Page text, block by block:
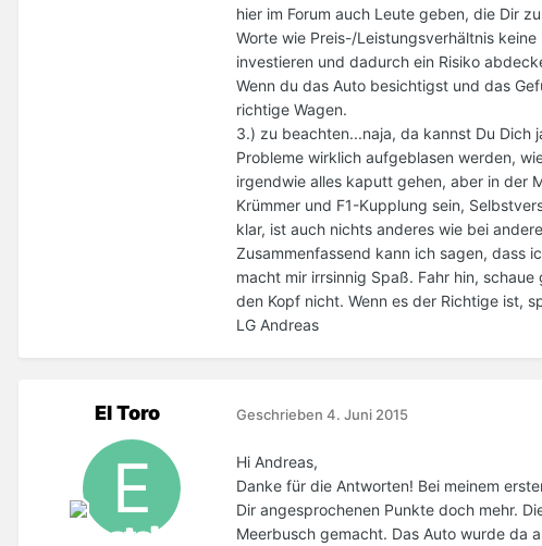
hier im Forum auch Leute geben, die Dir
Worte wie Preis-/Leistungsverhältnis
investieren und dadurch ein Risiko
Wenn du das Auto besichtigst und das
richtige Wagen.
3.) zu beachten...naja, da kannst Du Dich
Probleme wirklich aufgeblasen werden,
irgendwie alles kaputt gehen, aber in der
Krümmer und F1-Kupplung sein,
klar, ist auch nichts anderes wie bei
Zusammenfassend kann ich sagen, dass
macht mir irrsinnig Spaß. Fahr hin,
den Kopf nicht. Wenn es der Richtige ist,
LG Andreas
El Toro Geschrieben 4. Juni 2015
Hi Andreas,
Danke für die Antworten! Bei meinem
Dir angesprochenen Punkte doch mehr.
Meerbusch gemacht. Das Auto wurde da